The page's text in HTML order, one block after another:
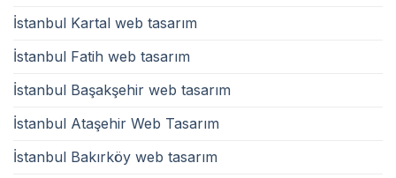
İstanbul Kartal web tasarım
İstanbul Fatih web tasarım
İstanbul Başakşehir web tasarım
İstanbul Ataşehir Web Tasarım
İstanbul Bakırköy web tasarım